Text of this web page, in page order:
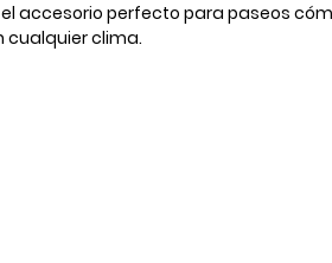
accesorio perfecto para paseos
cualquier clima.